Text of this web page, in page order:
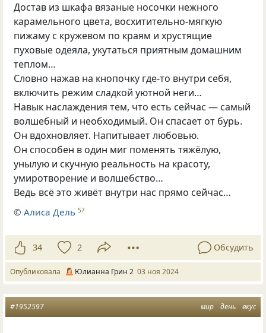
Достав из шкафа вязаные носочки нежного
карамельного цвета, восхитительно-мягкую
пижаму с кружевом по краям и хрустящие
пуховые одеяла, укутаться приятным домашним
теплом…
Словно нажав на кнопочку где-то внутри себя,
включить режим сладкой уютной неги…
Навык наслаждения тем, что есть сейчас — самый
волшебный и необходимый. Он спасает от бурь.
Он вдохновляет. Напитывает любовью.
Он способен в один миг поменять тяжёлую,
унылую и скучную реальность на красоту,
умиротворение и волшебство…
Ведь всё это живёт внутри нас прямо сейчас…
©Алиса Дель 57
34 2 Обсудить
Опубликовала Юлианна Грин 2 03 ноя 2024
мир день вкус
#1952597